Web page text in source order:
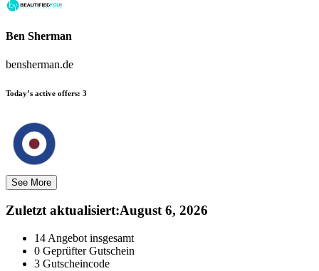
Ben Sherman
bensherman.de
Today’s active offers: 3
See More
Zuletzt aktualisiert:August 6, 2026
14 Angebot insgesamt
0 Geprüfter Gutschein
3 Gutscheincode